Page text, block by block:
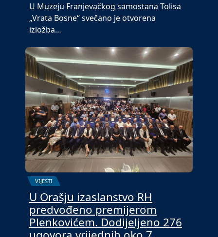
U Muzeju Franjevačkog samostana Tolisa
„Vrata Bosne“ svečano je otvorena
izložba…
VIJESTI
U Orašju izaslanstvo RH
predvođeno premijerom
Plenkovićem. Dodijeljeno 276